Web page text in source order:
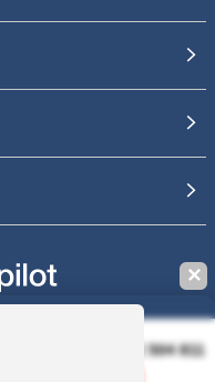
- R.C.S. DOLE 504 811
✕